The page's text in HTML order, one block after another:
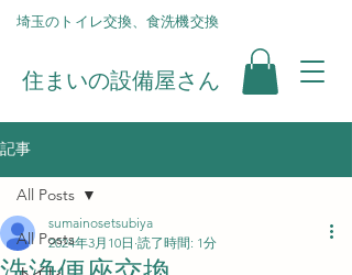
住まいの設備屋さん
​埼玉のトイレ交換、食洗機交換
記事
All Posts
All Posts
sumainosetsubiya
2024年3月10日 読了時間: 1分